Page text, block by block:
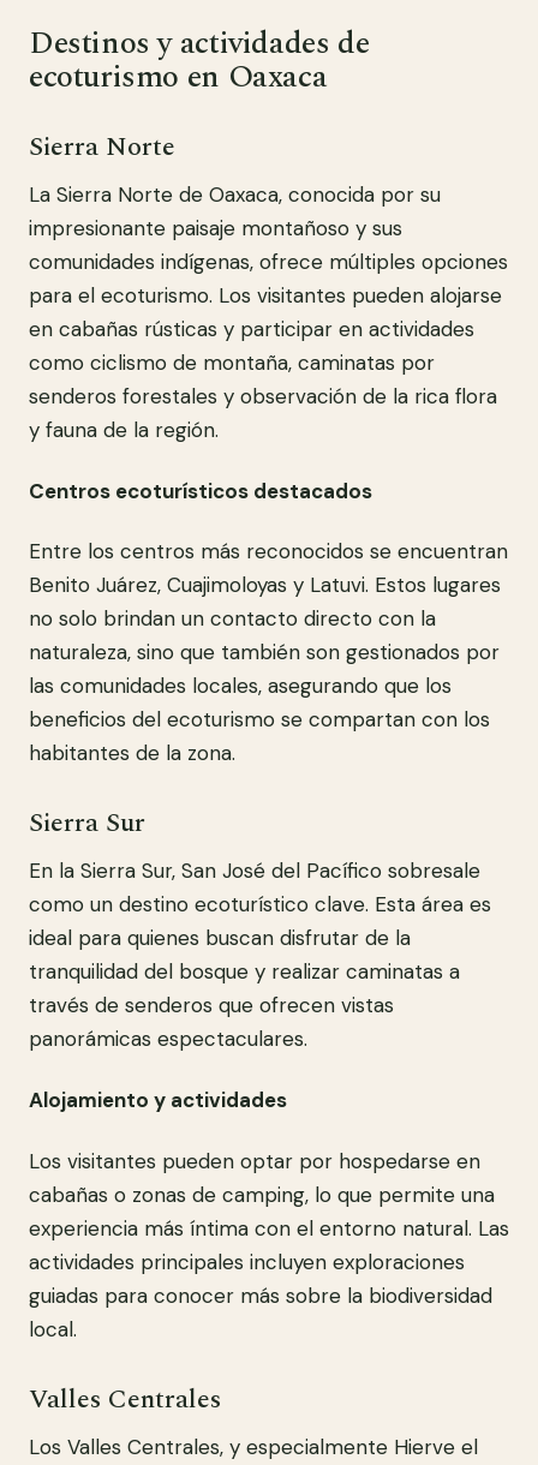
Destinos y actividades de
ecoturismo en Oaxaca
Sierra Norte
La Sierra Norte de Oaxaca, conocida por su
impresionante paisaje montañoso y sus
comunidades indígenas, ofrece múltiples opciones
para el ecoturismo. Los visitantes pueden alojarse
en cabañas rústicas y participar en actividades
como ciclismo de montaña, caminatas por
senderos forestales y observación de la rica flora
y fauna de la región.
Centros ecoturísticos destacados
Entre los centros más reconocidos se encuentran
Benito Juárez, Cuajimoloyas y Latuvi. Estos lugares
no solo brindan un contacto directo con la
naturaleza, sino que también son gestionados por
las comunidades locales, asegurando que los
beneficios del ecoturismo se compartan con los
habitantes de la zona.
Sierra Sur
En la Sierra Sur, San José del Pacífico sobresale
como un destino ecoturístico clave. Esta área es
ideal para quienes buscan disfrutar de la
tranquilidad del bosque y realizar caminatas a
través de senderos que ofrecen vistas
panorámicas espectaculares.
Alojamiento y actividades
Los visitantes pueden optar por hospedarse en
cabañas o zonas de camping, lo que permite una
experiencia más íntima con el entorno natural. Las
actividades principales incluyen exploraciones
guiadas para conocer más sobre la biodiversidad
local.
Valles Centrales
Los Valles Centrales, y especialmente Hierve el